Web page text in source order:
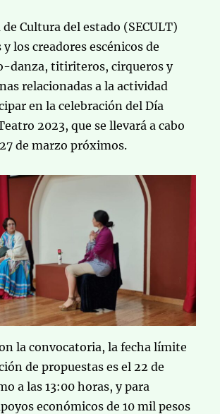
Cultura del estado (SECULT)
y los creadores escénicos de
danza, titiriteros, cirqueros y
relacionadas a la actividad
en la celebración del Día
2023, que se llevará a cabo
de marzo próximos.
la convocatoria, la fecha límite
de propuestas es el 22 de
a las 13:00 horas, y para
económicos de 10 mil pesos